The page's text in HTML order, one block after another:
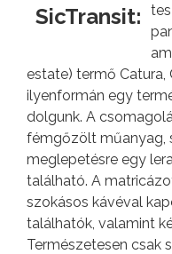
SicTransit:
estate) termő Catura,
ilyenformán egy
dolgunk. A
fémgőzölt műanyag,
meglepetésre egy
található. A
szokásos kávéval
találhatók, valamint
Természetesen csak